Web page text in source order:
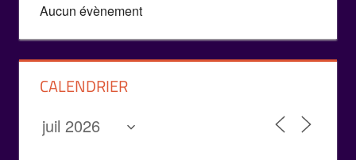
Aucun évènement
CALENDRIER